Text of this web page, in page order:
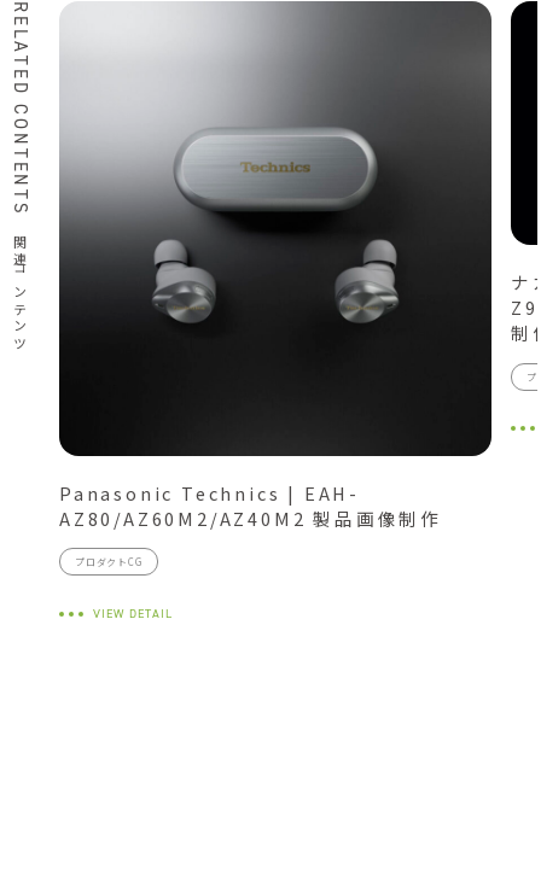
RELATED CONTENTS
関連コンテンツ
Panasonic Technics | EAH-
AZ80/AZ60M2/AZ40M2 製品画像制作
プロダクトCG
VIEW DETAIL
ナ
制
プ